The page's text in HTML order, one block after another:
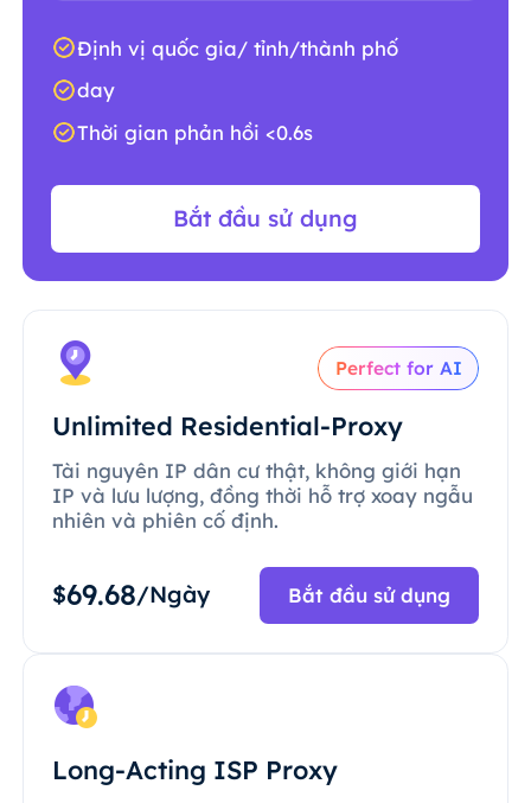
Định vị quốc gia/ tỉnh/thành phố
day
Thời gian phản hồi <0.6s
Bắt đầu sử dụng
Perfect for AI
Unlimited Residential-Proxy
Tài nguyên IP dân cư thật, không giới hạn
IP và lưu lượng, đồng thời hỗ trợ xoay ngẫu
nhiên và phiên cố định.
$69.68/Ngày Bắt đầu sử dụng
Long-Acting ISP Proxy